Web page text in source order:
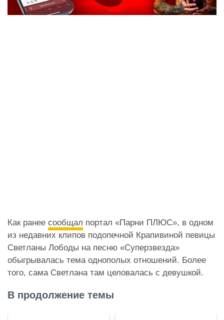
Как ранее сообщал портал «Парни ПЛЮС», в одном
из недавних клипов подопечной Крапивиной певицы
Светланы Лободы на песню «Суперзвезда»
обыгрывалась тема однополых отношений. Более
того, сама Светлана там целовалась с девушкой.
В продолжение темы